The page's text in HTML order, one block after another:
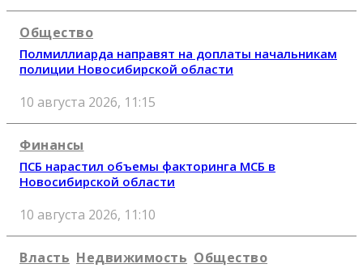
Общество
Полмиллиарда направят на доплаты начальникам
полиции Новосибирской области
10 августа 2026, 11:15
Финансы
ПСБ нарастил объемы факторинга МСБ в
Новосибирской области
10 августа 2026, 11:10
Власть Недвижимость Общество